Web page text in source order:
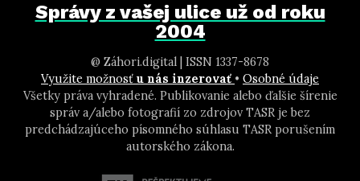
Správy z vašej ulice už od roku
2004
@ Záhori.digital | ISSN 1337-8678
Využite možnosť u nás inzerovať • Osobné údaje
Všetky práva vyhradené. Publikovanie alebo ďalšie šírenie
správ a/alebo fotografií zo zdrojov TASR je bez
predchádzajúceho písomného súhlasu TASR porušením
autorského zákona.